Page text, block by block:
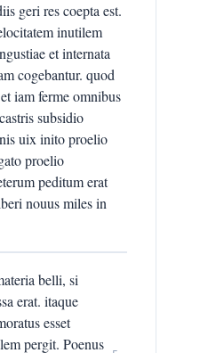
geri res coepta est.
inutilem
et internata
cogebantur. quod
iam ferme omnibus
subsidio
uix inito proelio
proelio
peditum erat
nouus miles in
belli, si
erat. itaque
esset
pergit. Poenus